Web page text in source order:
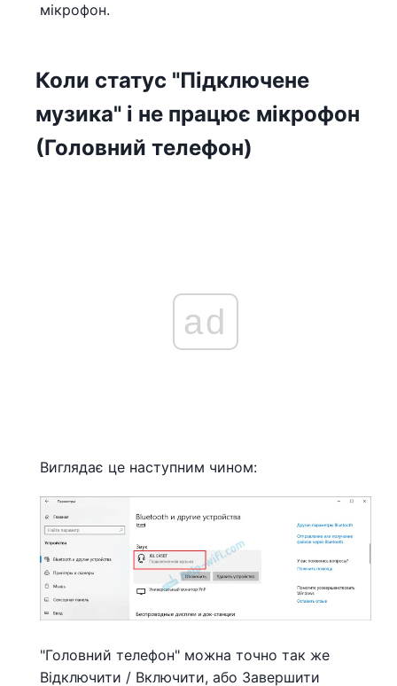
мікрофон.
Коли статус "Підключене
музика" і не працює мікрофон
(Головний телефон)
ad
Виглядає це наступним чином:
"Головний телефон" можна точно так же
Відключити / Включити, або Завершити